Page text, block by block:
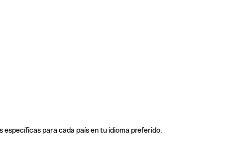
específicas para cada país en tu idioma preferido.